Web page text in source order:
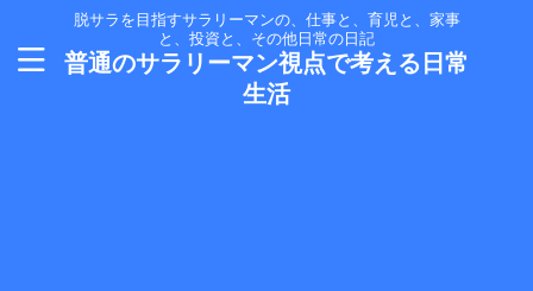
脱サラを目指すサラリーマンの、仕事と、育児と、家事
と、投資と、その他日常の日記
普通のサラリーマン視点で考える日常
生活